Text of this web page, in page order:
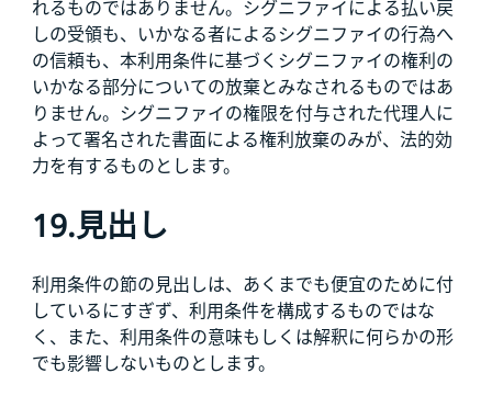
れるものではありません。シグニファイによる払い戻
しの受領も、いかなる者によるシグニファイの行為へ
の信頼も、本利用条件に基づくシグニファイの権利の
いかなる部分についての放棄とみなされるものではあ
りません。シグニファイの権限を付与された代理人に
よって署名された書面による権利放棄のみが、法的効
力を有するものとします。
19.見出し
利用条件の節の見出しは、あくまでも便宜のために付
しているにすぎず、利用条件を構成するものではな
く、また、利用条件の意味もしくは解釈に何らかの形
でも影響しないものとします。